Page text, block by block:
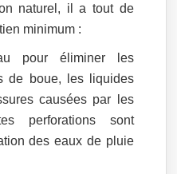
naturel, il a tout de
minimum :
pour éliminer les
de boue, les liquides
causées par les
perforations sont
des eaux de pluie